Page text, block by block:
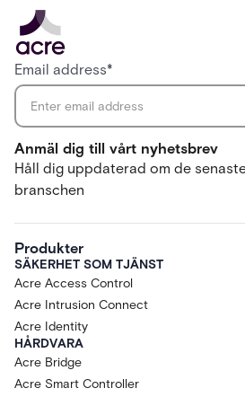
Anmäl dig till vårt nyhetsbrev
Håll dig uppdaterad om de
branschen
Email address*
Produkter
SÄKERHET SOM TJÄNST
Acre Access Control
Acre Intrusion Connect
Acre Identity
HÅRDVARA
Acre Bridge
Acre Smart Controller